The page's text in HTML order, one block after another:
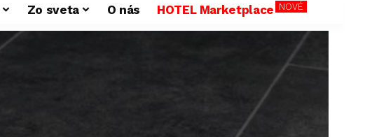
Zo sveta O nás HOTEL Marketplace NOVÉ